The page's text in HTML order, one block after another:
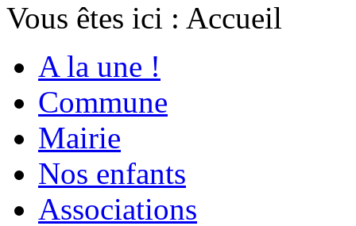
Vous êtes ici : Accueil
A la une !
Commune
Mairie
Nos enfants
Associations